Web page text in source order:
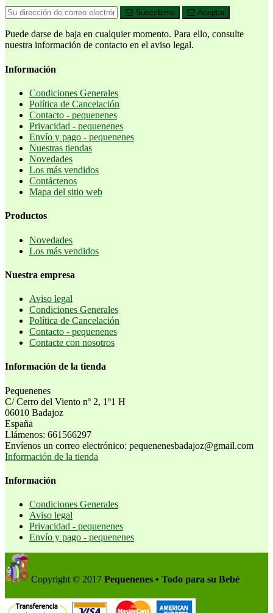
Suscribirse Aceptar
Puede darse de baja en cualquier momento. Para ello, consulte
nuestra información de contacto en el aviso legal.
Información
Condiciones Generales
Política de Cancelación
Contacto - pequenenes
Privacidad - pequenenes
Envío y pago - pequenenes
Nuestras tiendas
Novedades
Los más vendidos
Contáctenos
Mapa del sitio web
Productos
Novedades
Los más vendidos
Nuestra empresa
Aviso legal
Condiciones Generales
Política de Cancelación
Contacto - pequenenes
Contacte con nosotros
Información de la tienda
Pequenenes
C/ Cerro del Viento nº 2, 1º1 H
06010 Badajoz
España
Llámenos: 661566297
Envíenos un correo electrónico: pequenenesbadajoz@gmail.com
Información de la tienda
Información
Condiciones Generales
Aviso legal
Privacidad - pequenenes
Envío y pago - pequenenes
Copyright © 2017 Pequenenes • Todo para su Bebé